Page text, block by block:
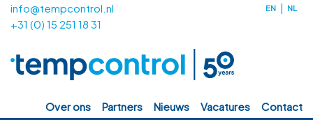
info@tempcontrol.nl
+31 (0) 15 251 18 31
EN NL
over ons partners nieuws vacatures contact